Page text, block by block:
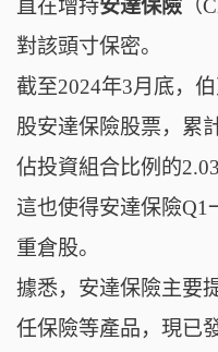
直在增持安達保險（
對該頭寸保密。
截至2024年3月底，
股安達保險股票，累
佔投資組合比例的
這也使得安達保險Q1
重倉股。
據悉，安達保險主要
任保險等產品，現已